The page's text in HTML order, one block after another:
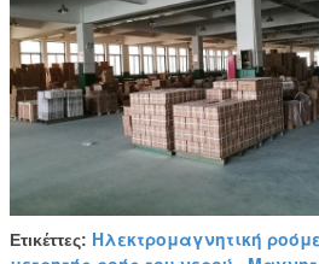
Ετικέττες: Ηλεκτρομαγνητική